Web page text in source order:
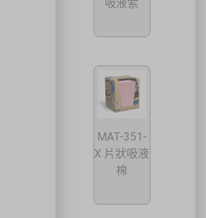
吸液索
MAT-351-
X 片狀吸液
棉
臺中市北區中清路一段100號9樓
防爆安全聯合教育訓練中心（ExTW）
搭乘高鐵至臺中站後轉乘計程車
限，建議共乘或搭乘大眾運輸工具
每人每公里約可減少 67% 碳排放
線上報名｜火速搶位
成報名及繳費順序保留名額，額滿即截止。